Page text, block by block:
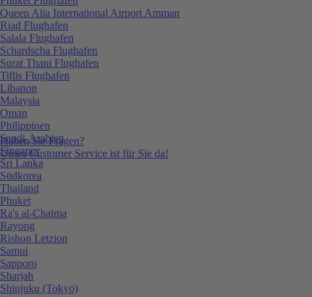
Haben Sie Fragen?
Unser Customer Service ist für Sie da!
Queen Alia International Airport Amman
Riad Flughafen
Salala Flughafen
Schardscha Flughafen
Surat Thani Flughafen
Tiflis Flughafen
Libanon
Malaysia
Oman
Philippinen
Saudi-Arabien
Singapur
Sri Lanka
Südkorea
Thailand
Phuket
Ra's al-Chaima
Rayong
Rishon Letzion
Samui
Sapporo
Sharjah
Shinjuku (Tokyo)